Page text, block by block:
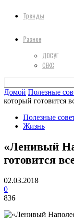
Тренды
Разное
ДОСУГ
СЕКС
Домой Полезные
который готовится
Полезные
Жизнь
«Ленивый
готовится
02.03.2018
0
836